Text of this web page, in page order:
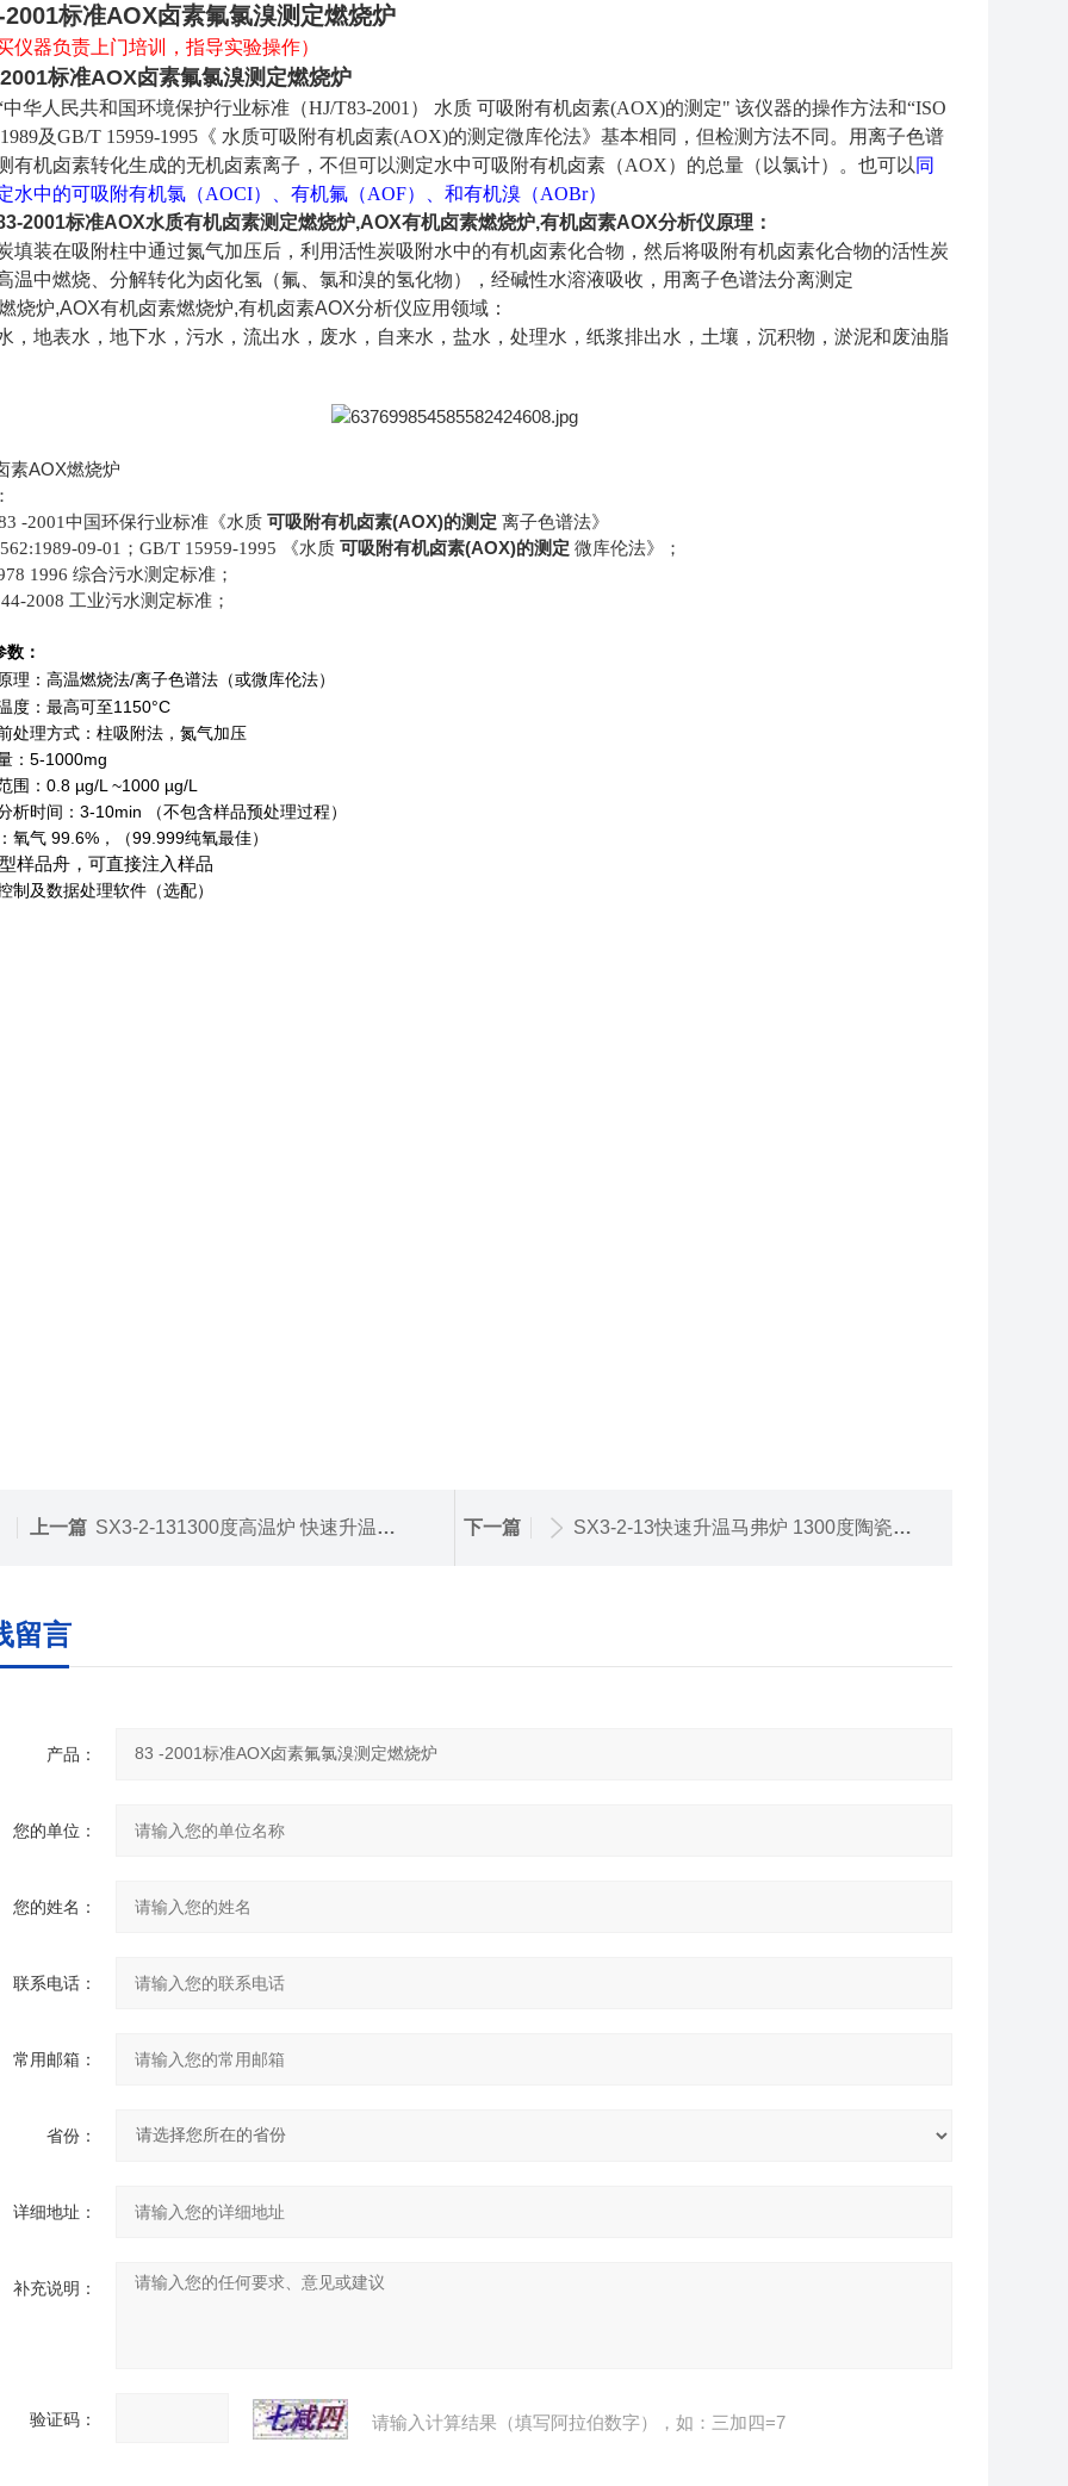
标准AOX卤素氟氯溴测定燃烧炉
仪器负责上门培训，指导实验操作）
标准AOX卤素氟氯溴测定燃烧炉
中华人民共和国环境保护行业标准（HJ/T83-2001） 水质 可吸附有机卤素(AOX)的测定" 该仪器的操作方法和“ISO
及GB/T 15959-1995《 水质可吸附有机卤素(AOX)的测定微库伦法》 基本相同，但检测方法不同。用离子色谱
有机卤素转化生成的无机卤素离子，不但可以测定水中可吸附有机卤素（AOX）的总量（以氯计）。也可以 同
水中的可吸附有机氯（AOCI）、有机氟（AOF）、和有机溴（AOBr）
2001标准AOX水质有机卤素测定燃烧炉,AOX有机卤素燃烧炉,有机卤素AOX分析仪原理：
填装在吸附柱中通过氮气加压后，利用活性炭吸附水中的有机卤素化合物，然后将吸附有机卤素化合物的活性炭
温中燃烧、分解转化为卤化氢（氟、氯和溴的氢化物），经碱性水溶液吸收，用离子色谱法分离测定
烧炉,AOX有机卤素燃烧炉,有机卤素AOX分析仪应用领域：
，地表水，地下水，污水，流出水，废水，自来水，盐水，处理水，纸浆排出水，土壤，沉积物，淤泥和废油脂
素AOX燃烧炉
-2001中国环保行业标准《水质 可吸附有机卤素(AOX)的测定 离子色谱法》
09-01；GB/T 15959-1995 《水质 可吸附有机卤素(AOX)的测定 微库伦法》；
1996 综合污水测定标准；
2008 工业污水测定标准；
数：
理：高温燃烧法/离子色谱法（或微库伦法）
度：最高可至1150°C
处理方式：柱吸附法，氮气加压
： 5-1000mg
围： 0.8 µg/L ~1000 µg/L
析时间： 3-10min （不包含样品预处理过程）
氧气 99.6%，（99.999纯氧最佳）
样品舟，可直接注入样品
制及数据处理软件（选配）
上一篇 SX3-2-131300度高温炉 快速升温马弗炉 下一篇 SX3-2-13快速升温马弗炉 1300度陶瓷纤维炉
留言
产品：
您的单位：
您的姓名：
联系电话：
常用邮箱：
省份：
详细地址：
补充说明：
验证码： 请输入计算结果（填写阿拉伯数字），如：三加四=7